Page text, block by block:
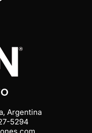
Argentina
5294